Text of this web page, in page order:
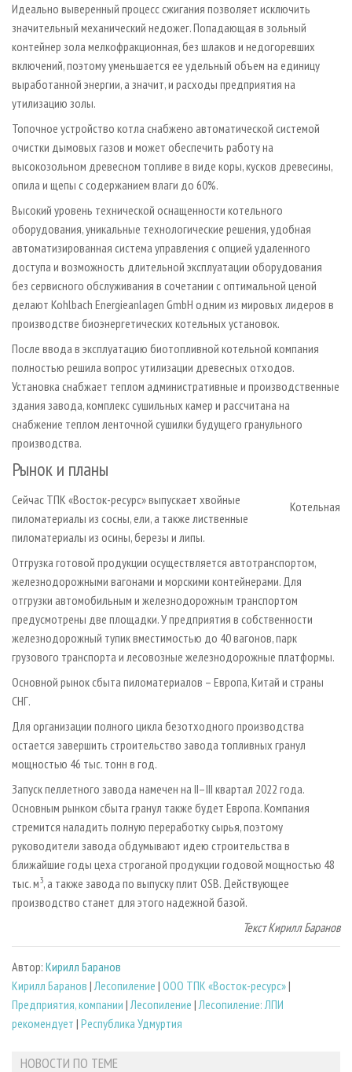
Идеально выверенный процесс сжигания позволяет исключить
значительный механический недожег. Попадающая в зольный
контейнер зола мелкофракционная, без шлаков и недогоревших
включений, поэтому уменьшается ее удельный объем на единицу
выработанной энергии, а значит, и расходы предприятия на
утилизацию золы.
Топочное устройство котла снабжено автоматической системой
очистки дымовых газов и может обеспечить работу на
высокозольном древесном топливе в виде коры, кусков древесины,
опила и щепы с содержанием влаги до 60%.
Высокий уровень технической оснащенности котельного
оборудования, уникальные технологические решения, удобная
автоматизированная система управления с опцией удаленного
доступа и возможность длительной эксплуатации оборудования
без сервисного обслуживания в сочетании с оптимальной ценой
делают Kohlbach Energieanlagen GmbH одним из мировых лидеров в
производстве биоэнергетических котельных установок.
После ввода в эксплуатацию биотопливной котельной компания
полностью решила вопрос утилизации древесных отходов.
Установка снабжает теплом административные и производственные
здания завода, комплекс сушильных камер и рассчитана на
снабжение теплом ленточной сушилки будущего гранульного
производства.
Рынок и планы
Котельная
Сейчас ТПК «Восток-ресурс» выпускает хвойные
пиломатериалы из сосны, ели, а также лиственные
пиломатериалы из осины, березы и липы.
Отгрузка готовой продукции осуществляется автотранспортом,
железнодорожными вагонами и морскими контейнерами. Для
отгрузки автомобильным и железнодорожным транспортом
предусмотрены две площадки. У предприятия в собственности
железнодорожный тупик вместимостью до 40 вагонов, парк
грузового транспорта и лесовозные железнодорожные платформы.
Основной рынок сбыта пиломатериалов – Европа, Китай и страны
СНГ.
Для организации полного цикла безотходного производства
остается завершить строительство завода топливных гранул
мощностью 46 тыс. тонн в год.
Запуск пеллетного завода намечен на II–III квартал 2022 года.
Основным рынком сбыта гранул также будет Европа. Компания
стремится наладить полную переработку сырья, поэтому
руководители завода обдумывают идею строительства в
ближайшие годы цеха строганой продукции годовой мощностью 48
тыс. м3, а также завода по выпуску плит OSB. Действующее
производство станет для этого надежной базой.
Текст Кирилл Баранов
Автор: Кирилл Баранов
Кирилл Баранов |Лесопиление | ООО ТПК «Восток-ресурс»|
Предприятия, компании |Лесопиление |Лесопиление: ЛПИ
рекомендует | Республика Удмуртия
НОВОСТИ ПО ТЕМЕ